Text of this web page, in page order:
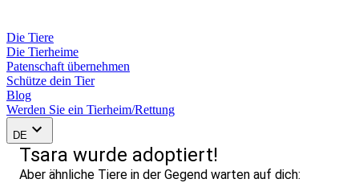
Die Tiere
Die Tierheime
Patenschaft übernehmen
Schütze dein Tier
Blog
Werden Sie ein Tierheim/Rettung
DE
Tsara wurde adoptiert!
Aber ähnliche Tiere in der Gegend warten auf dich: